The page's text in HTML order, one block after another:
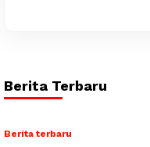
Berita Terbaru
Berita terbaru